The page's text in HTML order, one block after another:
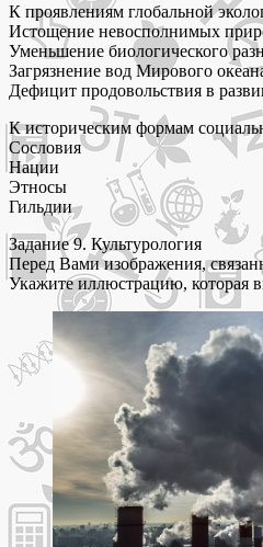
К проявлениям глобальной
Истощение невосполнимых
Уменьшение биологического
Загрязнение вод Мирового
Дефицит продовольствия в
К историческим формам
Сословия
Нации
Этносы
Гильдии
Задание 9. Культурология
Перед Вами изображения,
Укажите иллюстрацию, которая